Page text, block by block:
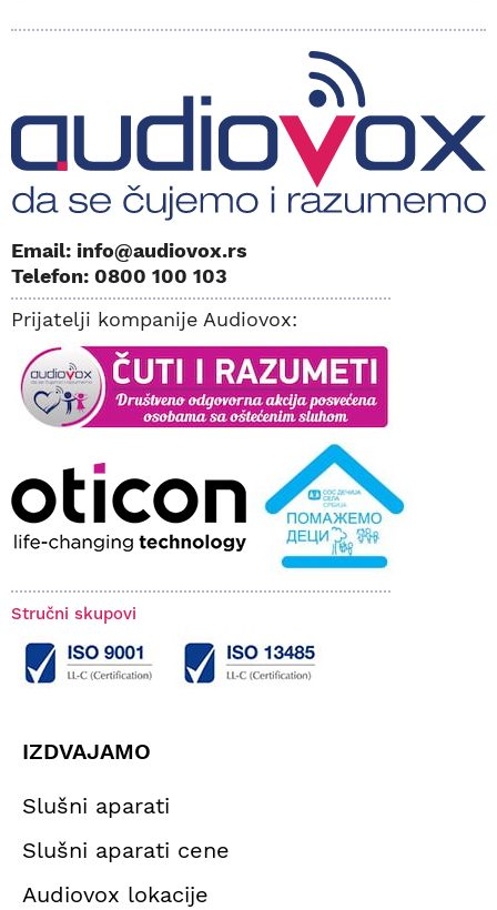
Email: info@audiovox.rs
Telefon: 0800 100 103
Prijatelji kompanije Audiovox:
Stručni skupovi
IZDVAJAMO
Slušni aparati
Slušni aparati cene
Audiovox lokacije